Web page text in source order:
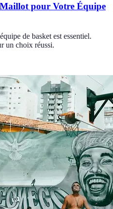
pour Votre Équipe
de basket est essentiel.
un choix réussi.